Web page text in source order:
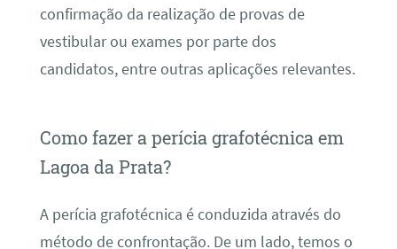
confirmação da realização de provas de
vestibular ou exames por parte dos
candidatos, entre outras aplicações relevantes.
Como fazer a perícia grafotécnica em
Lagoa da Prata?
A perícia grafotécnica é conduzida através do
método de confrontação. De um lado, temos o